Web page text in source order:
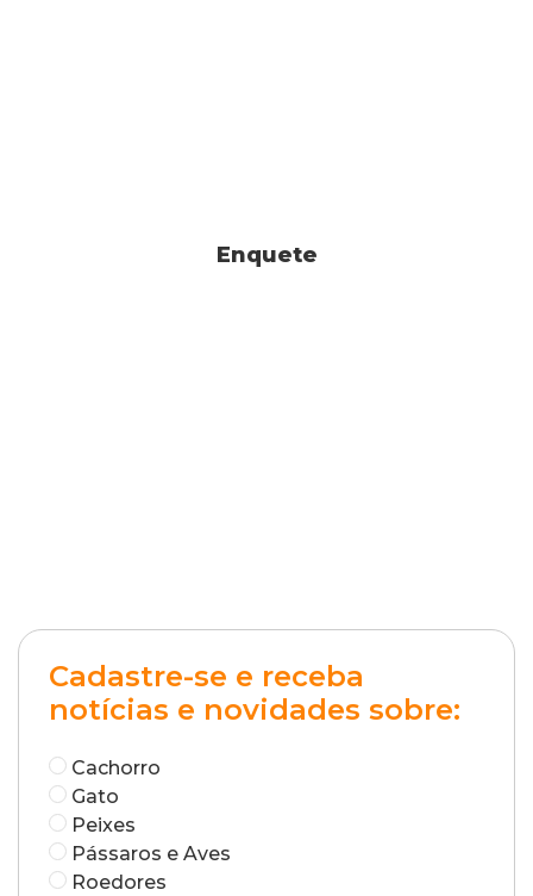
Enquete
Cadastre-se e receba
notícias e novidades sobre:
Cachorro
Gato
Peixes
Pássaros e Aves
Roedores